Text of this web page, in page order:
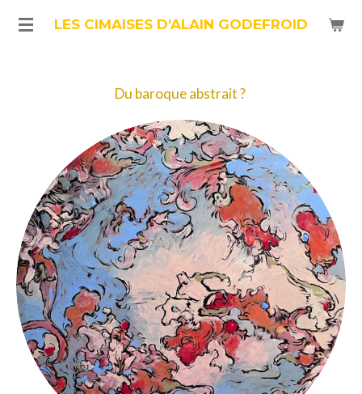
Passer
LES CIMAISES D'ALAIN GODEFROID
Du baroque abstrait ?